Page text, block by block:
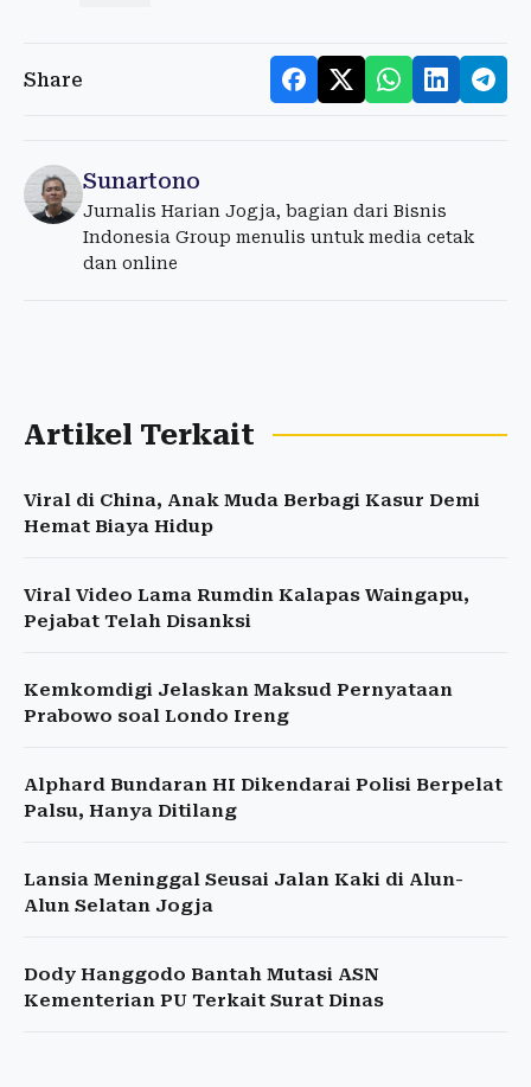
Share
Sunartono
Jurnalis Harian Jogja, bagian dari Bisnis
Indonesia Group menulis untuk media cetak
dan online
Artikel Terkait
Viral di China, Anak Muda Berbagi Kasur Demi
Hemat Biaya Hidup
Viral Video Lama Rumdin Kalapas Waingapu,
Pejabat Telah Disanksi
Kemkomdigi Jelaskan Maksud Pernyataan
Prabowo soal Londo Ireng
Alphard Bundaran HI Dikendarai Polisi Berpelat
Palsu, Hanya Ditilang
Lansia Meninggal Seusai Jalan Kaki di Alun-
Alun Selatan Jogja
Dody Hanggodo Bantah Mutasi ASN
Kementerian PU Terkait Surat Dinas